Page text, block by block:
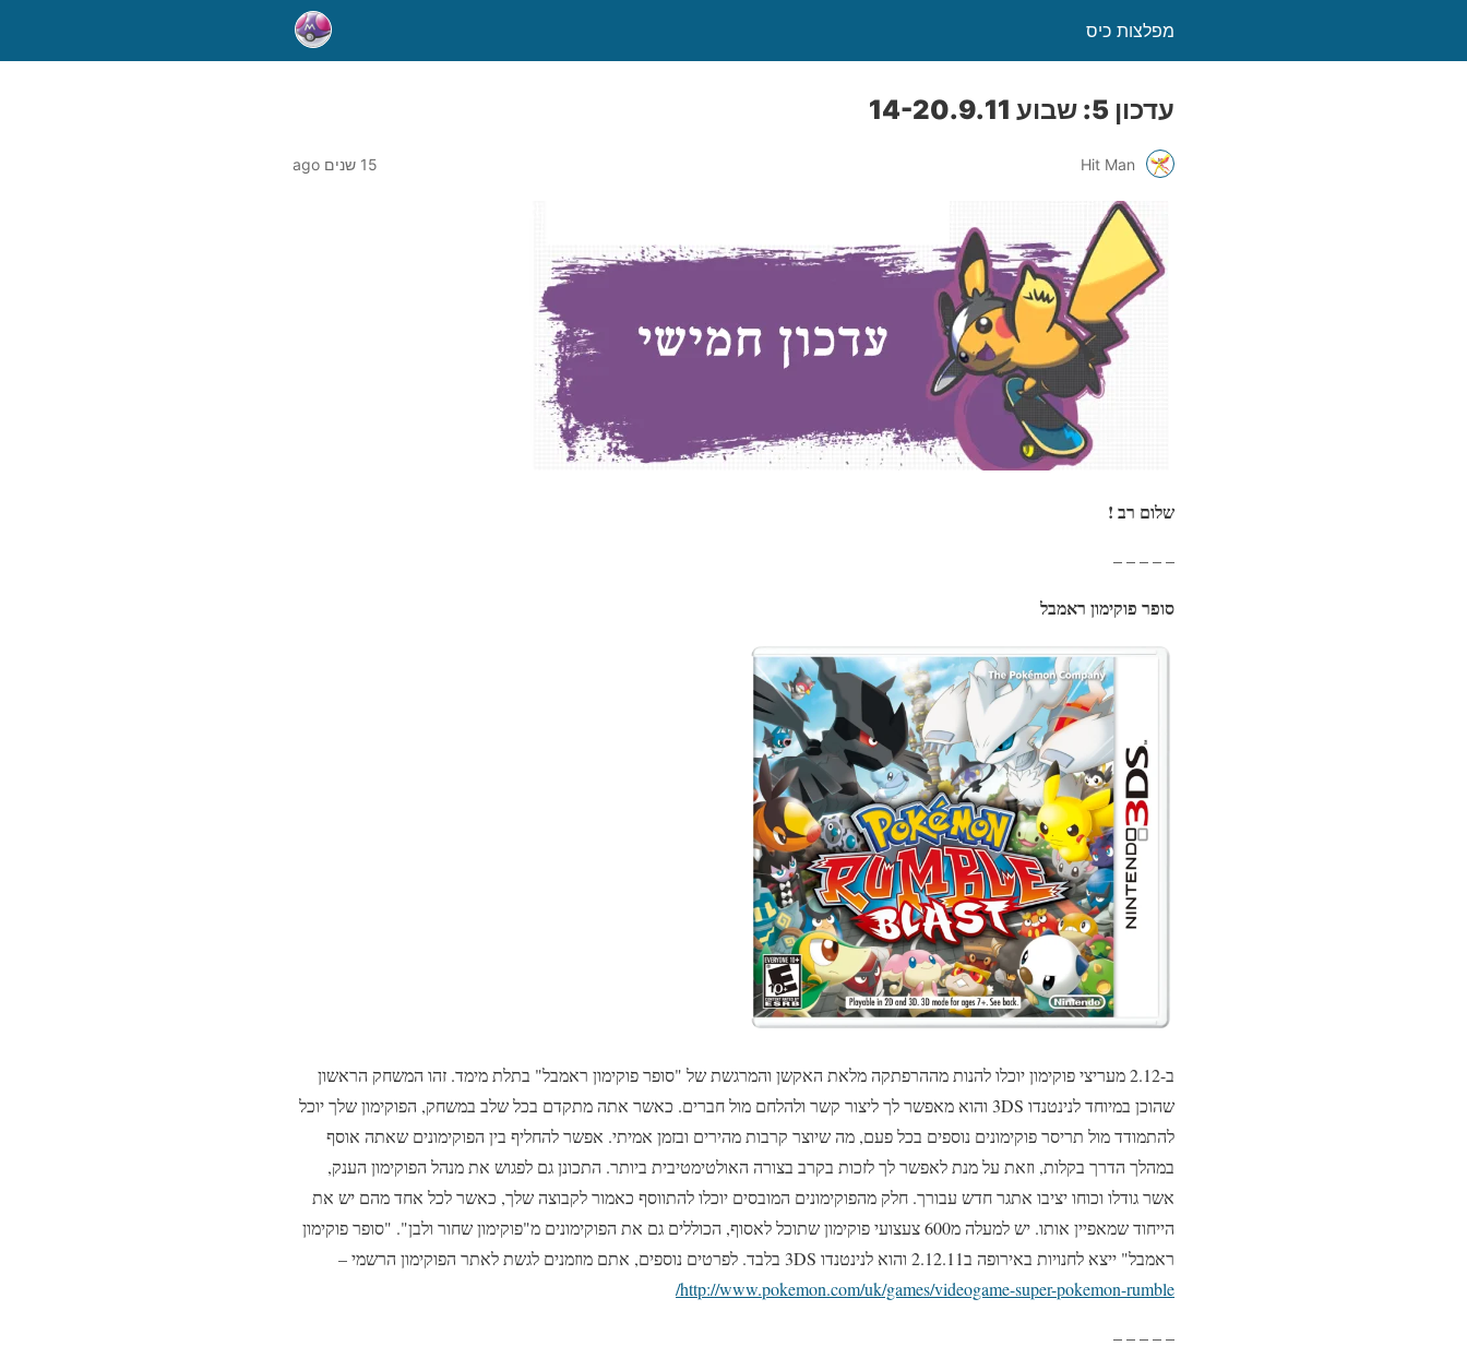
מפלצות כיס
עדכון 5: שבוע 14-20.9.11
Hit Man 15 שנים ago
שלום רב !
– – – – –
סופר פוקימון ראמבל
ב-2.12 מעריצי פוקימון יוכלו להנות מההרפתקה מלאת האקשן והמרגשת של "סופר פוקימון ראמבל" בתלת מימד. זהו המשחק הראשון
שהוכן במיוחד לנינטנדו 3DS והוא מאפשר לך ליצור קשר ולהלחם מול חברים. כאשר אתה מתקדם בכל שלב במשחק, הפוקימון שלך יוכל
להתמודד מול תריסר פוקימונים נוספים בכל פעם, מה שיוצר קרבות מהירים ובזמן אמיתי. אפשר להחליף בין הפוקימונים שאתה אוסף
במהלך הדרך בקלות, וזאת על מנת לאפשר לך לזכות בקרב בצורה האולטימטיבית ביותר. התכונן גם לפגוש את מנהל הפוקימון הענק,
אשר גודלו וכוחו יציבו אתגר חדש עבורך. חלק מהפוקימונים המובסים יוכלו להתווסף כאמור לקבוצה שלך, כאשר לכל אחד מהם יש את
הייחוד שמאפיין אותו. יש למעלה מ600 צעצועי פוקימון שתוכל לאסוף, הכוללים גם את הפוקימונים מ"פוקימון שחור ולבן". "סופר פוקימון
ראמבל" ייצא לחנויות באירופה ב2.12.11 והוא לנינטנדו 3DS בלבד. לפרטים נוספים, אתם מוזמנים לגשת לאתר הפוקימון הרשמי –
http://www.pokemon.com/uk/games/videogame-super-pokemon-rumble/
– – – – –